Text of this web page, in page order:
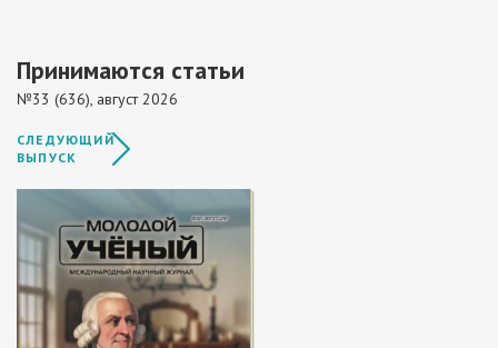
Принимаются статьи
№33 (636), август 2026
СЛЕДУЮЩИЙ
ВЫПУСК